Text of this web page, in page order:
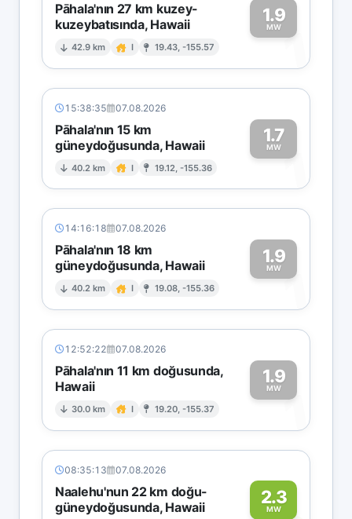
Pāhala'nın 27 km kuzey-
kuzeybatısında, Hawaii
42.9 km I 19.43, -155.57
1.9
MW1
15:38:35 07.08.2026
Pāhala'nın 15 km
güneydoğusunda, Hawaii
40.2 km I 19.12, -155.36
1.7
MW1
14:16:18 07.08.2026
Pāhala'nın 18 km
güneydoğusunda, Hawaii
40.2 km I 19.08, -155.36
1.9
MW1
12:52:22 07.08.2026
Pāhala'nın 11 km doğusunda,
Hawaii
30.0 km I 19.20, -155.37
1.9
MW1
08:35:13 07.08.2026
Naalehu'nun 22 km doğu-
güneydoğusunda, Hawaii
2.3
MW